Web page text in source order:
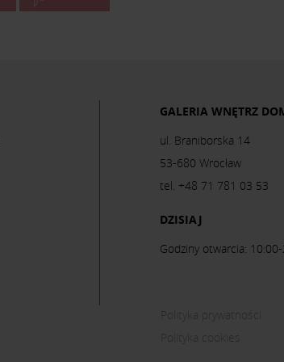
GALERIA WNĘTRZ
ul. Braniborska 14
53-680 Wrocław
tel. +48 71 781 03 53
DZISIAJ
Godziny otwarcia: